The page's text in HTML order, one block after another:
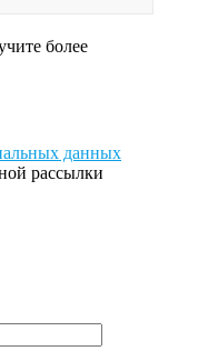
более
данных
рассылки